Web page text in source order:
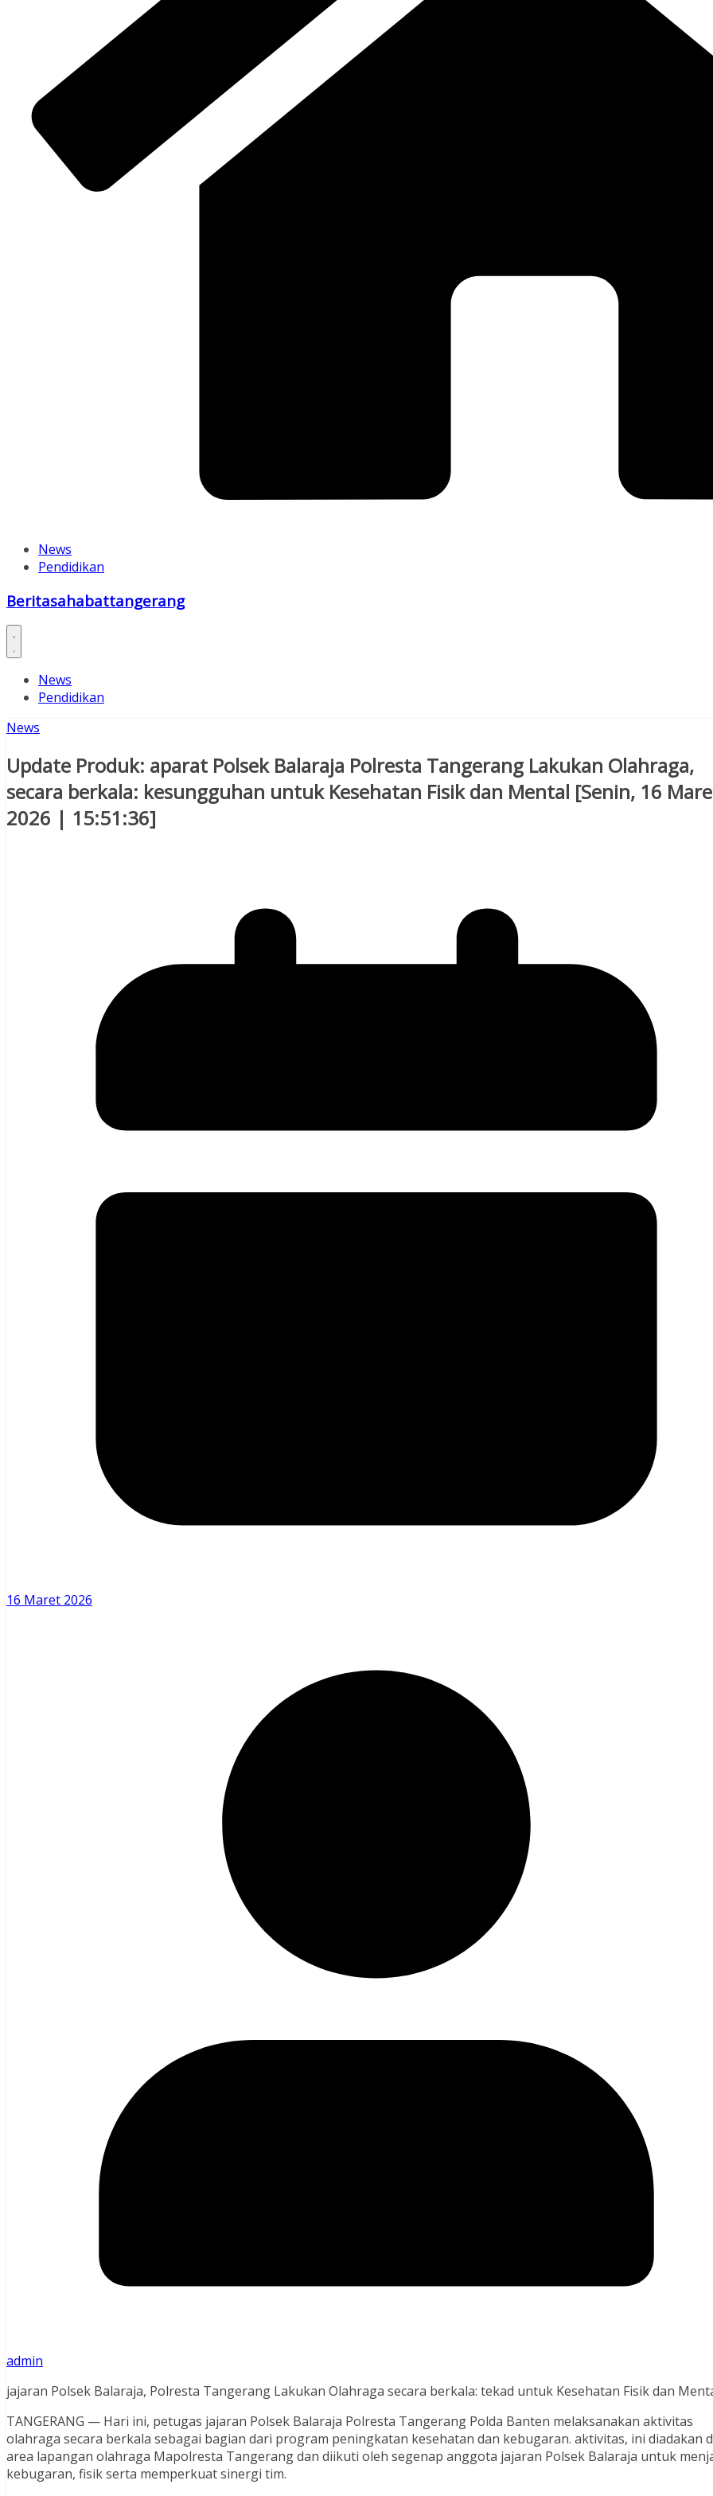
News
Pendidikan
Beritasahabattangerang
News
Pendidikan
News
Update Produk: aparat Polsek Balaraja Polresta Tangerang Lakukan Olahraga,
secara berkala: kesungguhan untuk Kesehatan Fisik dan Mental [Senin, 16
2026 | 15:51:36]
16 Maret 2026
admin
jajaran Polsek Balaraja, Polresta Tangerang Lakukan Olahraga secara berkala: tekad untuk Kesehatan Fisik dan
TANGERANG — Hari ini, petugas jajaran Polsek Balaraja Polresta Tangerang Polda Banten melaksanakan aktivitas
olahraga secara berkala sebagai bagian dari program peningkatan kesehatan dan kebugaran. aktivitas, ini diadakan
area lapangan olahraga Mapolresta Tangerang dan diikuti oleh segenap anggota jajaran Polsek Balaraja untuk
kebugaran, fisik serta memperkuat sinergi tim.